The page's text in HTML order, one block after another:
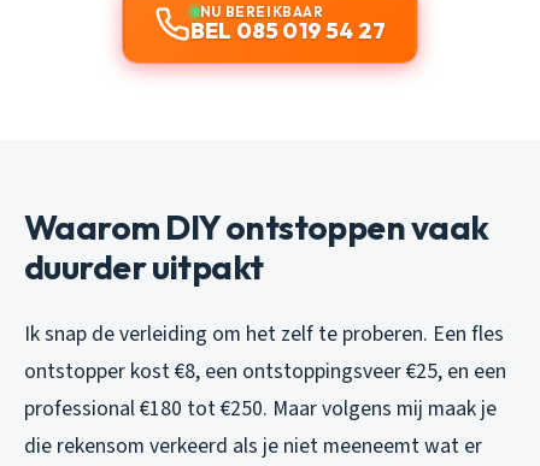
NU BEREIKBAAR
BEL 085 019 54 27
Waarom DIY ontstoppen vaak
duurder uitpakt
Ik snap de verleiding om het zelf te proberen. Een fles
ontstopper kost €8, een ontstoppingsveer €25, en een
professional €180 tot €250. Maar volgens mij maak je
die rekensom verkeerd als je niet meeneemt wat er